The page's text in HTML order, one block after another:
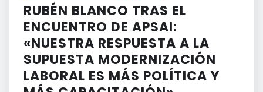
RUBÉN BLANCO TRAS EL
ENCUENTRO DE APSAI:
«NUESTRA RESPUESTA A LA
SUPUESTA MODERNIZACIÓN
LABORAL ES MÁS POLÍTICA Y